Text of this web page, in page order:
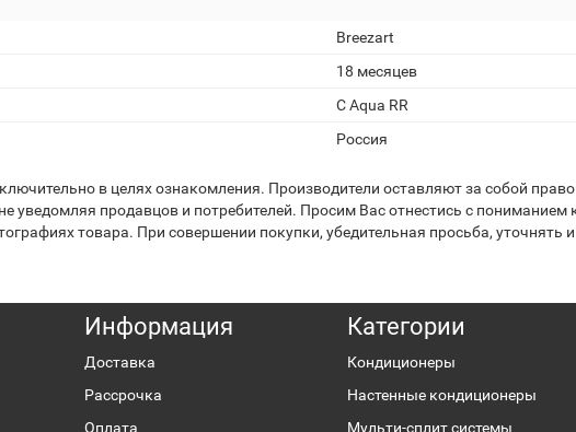
Breezart
18 месяцев
C Aqua RR
Россия
в целях ознакомления. Производители оставляют за собой
уведомляя продавцов и потребителей. Просим Вас отнестись с
товара. При совершении покупки, убедительная просьба, уточнять
Информация
Доставка
Рассрочка
Оплата
Категории
Кондиционеры
Настенные кондиционеры
Мульти-сплит системы